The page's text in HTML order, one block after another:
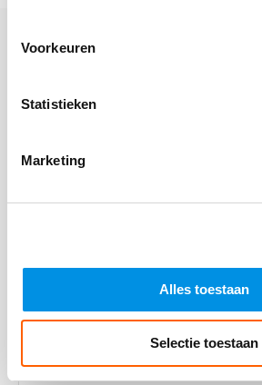
Voorkeuren
Statistieken
Marketing
Alles toestaan
Selectie toestaan
Laat een reactie achter
E-mail *Uw e-mailadres